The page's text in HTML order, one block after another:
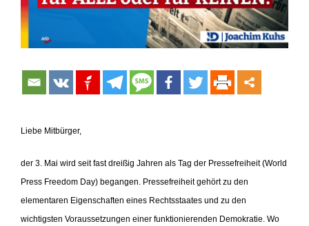
Liebe Mitbürger,
der 3. Mai wird seit fast dreißig Jahren als Tag der Pressefreiheit (World
Press Freedom Day) begangen. Pressefreiheit gehört zu den
elementaren Eigenschaften eines Rechtsstaates und zu den
wichtigsten Voraussetzungen einer funktionierenden Demokratie. Wo